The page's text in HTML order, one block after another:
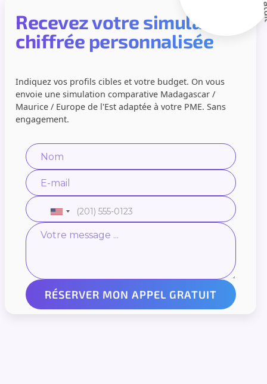
Recevez votre simulation
chiffrée personnalisée
Indiquez vos profils cibles et votre budget. On vous
envoie une simulation comparative Madagascar /
Maurice / Europe de l'Est adaptée à votre PME. Sans
engagement.